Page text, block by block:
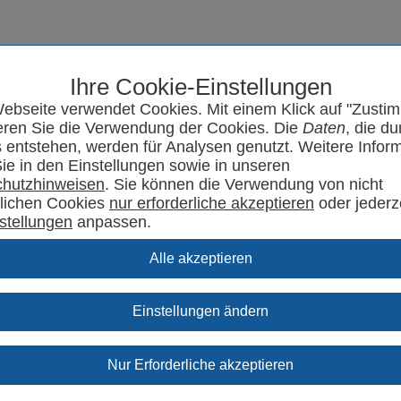
Ihre Cookie-Einstellungen
verwendet Cookies. Mit einem Klick auf
Sie die Verwendung der Cookies. Die Daten, die
entstehen, werden für Analysen genutzt. Weitere
in den Einstellungen sowie in unseren
. Sie können die Verwendung von nicht
Cookies
oder
anpassen.
Einstellungen ändern
Seminarprogramm SYRCode² Aktuelles Support Kontakt
SYR informiert